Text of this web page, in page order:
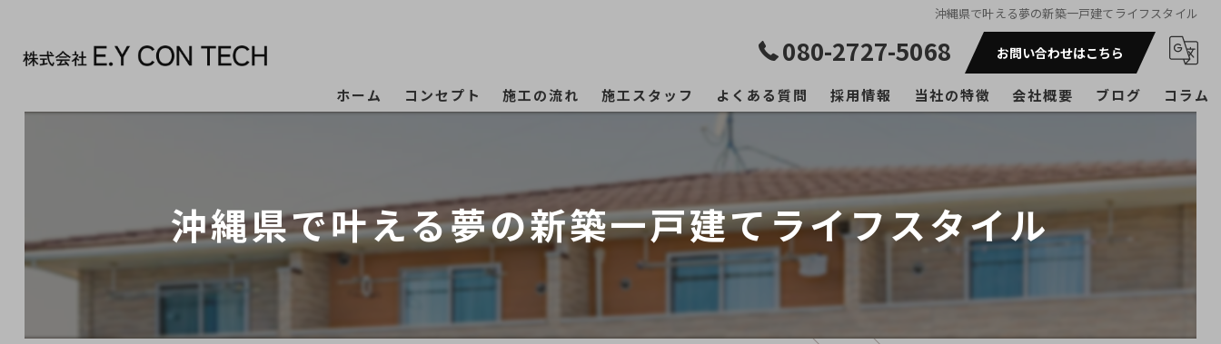
沖縄県で叶える夢の新築一戸建てライフスタイル
080-2727-5068 お問い合わせはこちら
ホーム コンセプト 施工の流れ 施工スタッフ よくある質問 採用情報 当社の特徴
マンション
アパート
会社概要 ブログ コラム
沖縄県で叶える夢の新築一戸建てライフスタイル